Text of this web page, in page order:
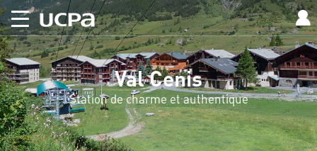
Val Cenis
Station de charme et authentique